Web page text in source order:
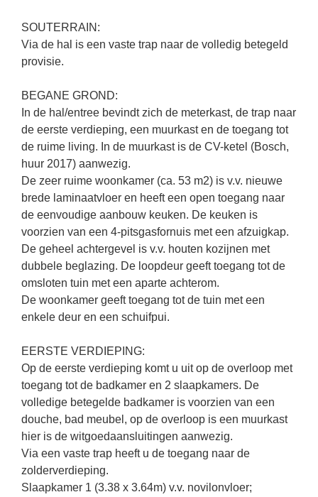
SOUTERRAIN:
Via de hal is een vaste trap naar de volledig betegeld
provisie.
BEGANE GROND:
In de hal/entree bevindt zich de meterkast, de trap naar
de eerste verdieping, een muurkast en de toegang tot
de ruime living. In de muurkast is de CV-ketel (Bosch,
huur 2017) aanwezig.
De zeer ruime woonkamer (ca. 53 m2) is v.v. nieuwe
brede laminaatvloer en heeft een open toegang naar
de eenvoudige aanbouw keuken. De keuken is
voorzien van een 4-pitsgasfornuis met een afzuigkap.
De geheel achtergevel is v.v. houten kozijnen met
dubbele beglazing. De loopdeur geeft toegang tot de
omsloten tuin met een aparte achterom.
De woonkamer geeft toegang tot de tuin met een
enkele deur en een schuifpui.
EERSTE VERDIEPING:
Op de eerste verdieping komt u uit op de overloop met
toegang tot de badkamer en 2 slaapkamers. De
volledige betegelde badkamer is voorzien van een
douche, bad meubel, op de overloop is een muurkast
hier is de witgoedaansluitingen aanwezig.
Via een vaste trap heeft u de toegang naar de
zolderverdieping.
Slaapkamer 1 (3.38 x 3.64m) v.v. novilonvloer;